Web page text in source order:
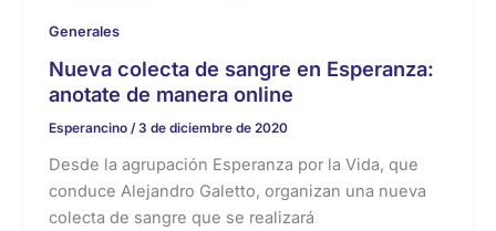
Generales
Nueva colecta de sangre en Esperanza:
anotate de manera online
Esperancino/3 de diciembre de 2020
Desde la agrupación Esperanza por la Vida, que
conduce Alejandro Galetto, organizan una nueva
colecta de sangre que se realizará